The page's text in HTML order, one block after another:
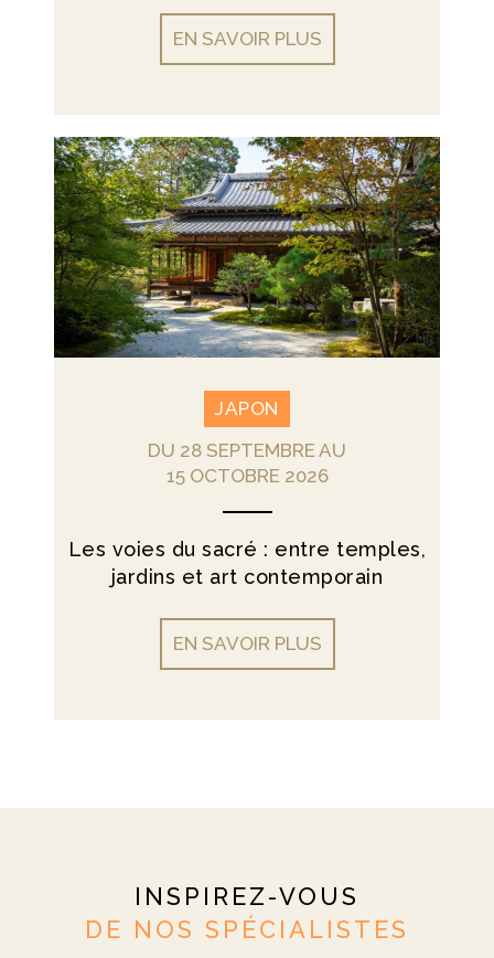
EN SAVOIR PLUS
JAPON
DU 28 SEPTEMBRE AU
15 OCTOBRE 2026
Les voies du sacré : entre temples,
jardins et art contemporain
EN SAVOIR PLUS
INSPIREZ-VOUS
DE NOS SPÉCIALISTES